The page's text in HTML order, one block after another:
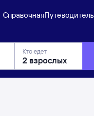
СправочнаяПутеводитель
Кто едет